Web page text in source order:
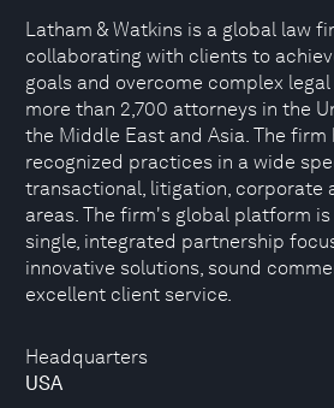
Headquarters
USA
Latham & Watkins is a global law
collaborating with clients to
goals and overcome complex
more than 2,700 attorneys in the
the Middle East and Asia. The
recognized practices in a wide
transactional, litigation, corporate
areas. The firm's global platform
single, integrated partnership
innovative solutions, sound
excellent client service.